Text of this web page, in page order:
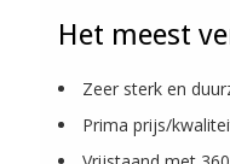
Het meest
Zeer sterk en
Prima prijs/